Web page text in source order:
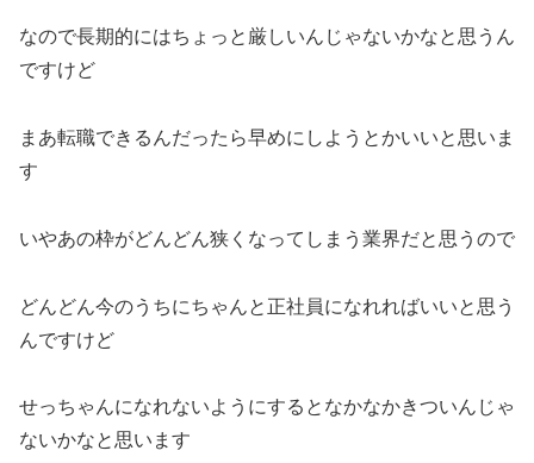
なので長期的にはちょっと厳しいんじゃないかなと思うん
ですけど
まあ転職できるんだったら早めにしようとかいいと思いま
す
いやあの枠がどんどん狭くなってしまう業界だと思うので
どんどん今のうちにちゃんと正社員になれればいいと思う
んですけど
せっちゃんになれないようにするとなかなかきついんじゃ
ないかなと思います